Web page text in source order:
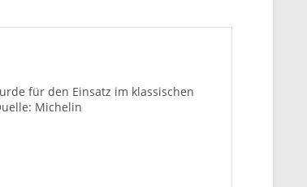
für den Einsatz im klassischen
Michelin